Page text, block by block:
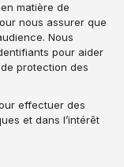
matière de
nous assurer que
Nous
pour aider
protection des
effectuer des
et dans l’intérêt